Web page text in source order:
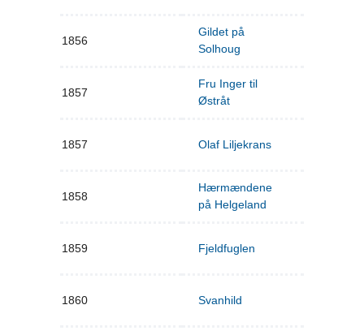
1856
Gildet på
Solhoug
1857
Fru Inger til
Østråt
1857 Olaf Liljekrans
1858
Hærmændene
på Helgeland
1859 Fjeldfuglen
1860 Svanhild